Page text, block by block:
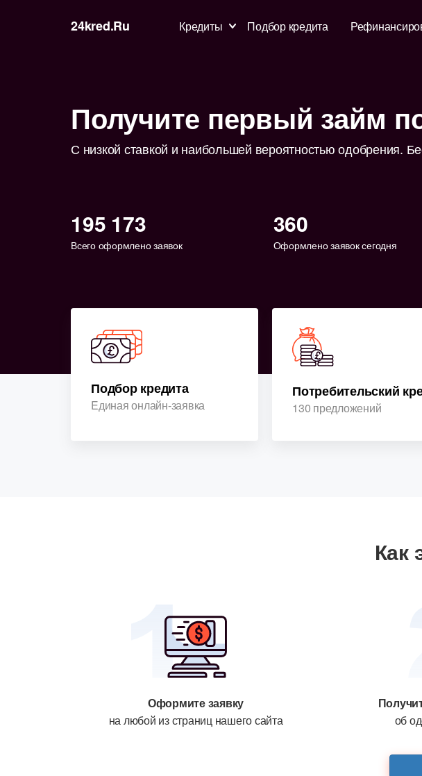
24kred.ru Кредиты Подбор кредита
Получите первый займ
С низкой ставкой и наибольшей вероятностью одобрения.
195 173
Всего оформлено заявок
360
Оформлено заявок сегодня
Подбор кредита
Eдиная онлайн-заявка
Потребительский
130 предложений
Как
Оформите заявку
на любой из страниц нашего сайта
об